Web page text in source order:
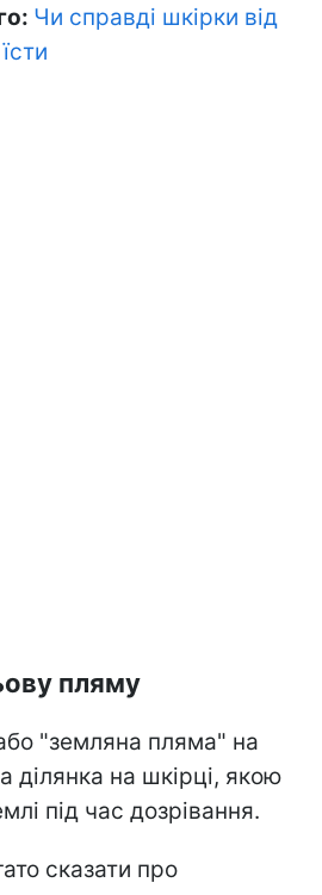
Чи справді шкірки від
пляму
"земляна пляма" на
ділянка на шкірці, якою
під час дозрівання.
сказати про